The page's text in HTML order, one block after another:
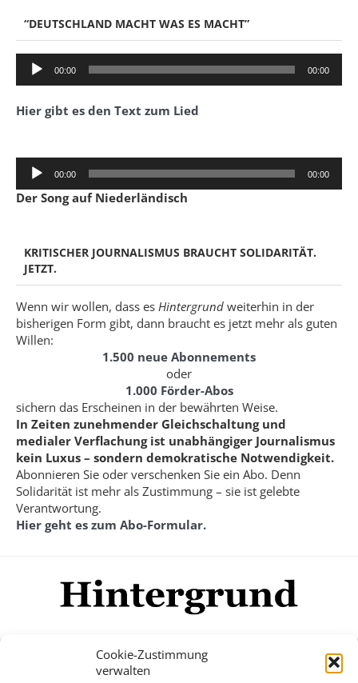
Cookie-Zustimmung
verwalten
“DEUTSCHLAND MACHT WAS ES MACHT”
Audio-
Player
00:00 00:00
Hier gibt es den Text zum Lied
Audio-
Player
00:00 00:00
Der Song auf Niederländisch
KRITISCHER JOURNALISMUS BRAUCHT SOLIDARITÄT.
JETZT.
Wenn wir wollen, dass es Hintergrund weiterhin in der
bisherigen Form gibt, dann braucht es jetzt mehr als guten
Willen:
1.500 neue Abonnements
oder
1.000 Förder-Abos
sichern das Erscheinen in der bewährten Weise.
In Zeiten zunehmender Gleichschaltung und
medialer Verflachung ist unabhängiger Journalismus
kein Luxus – sondern demokratische Notwendigkeit.
Abonnieren Sie oder verschenken Sie ein Abo. Denn
Solidarität ist mehr als Zustimmung – sie ist gelebte
Verantwortung.
Hier geht es zum Abo-Formular.